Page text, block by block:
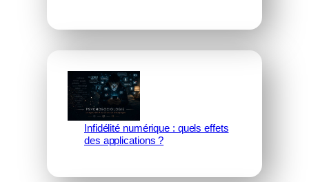
Infidélité numérique : quels effets
des applications ?